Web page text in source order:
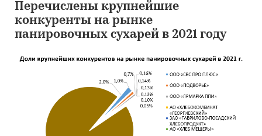
Перечислены крупнейшие
конкуренты на рынке
панировочных сухарей в 2021 году